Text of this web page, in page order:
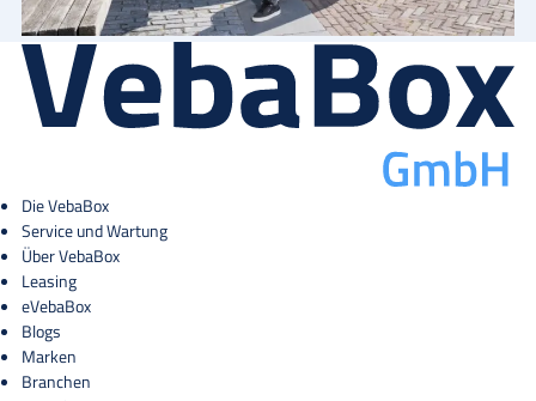
Die VebaBox
Service und Wartung
Über VebaBox
Leasing
eVebaBox
Blogs
Marken
Branchen